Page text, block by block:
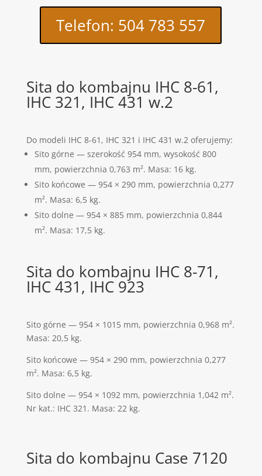
Telefon: 504 783 557
Sita do kombajnu IHC 8-61,
IHC 321, IHC 431 w.2
Do modeli IHC 8-61, IHC 321 i IHC 431 w.2 oferujemy:
Sito górne — szerokość 954 mm, wysokość 800
mm, powierzchnia 0,763 m². Masa: 16 kg.
Sito końcowe — 954 × 290 mm, powierzchnia 0,277
m². Masa: 6,5 kg.
Sito dolne — 954 × 885 mm, powierzchnia 0,844
m². Masa: 17,5 kg.
Sita do kombajnu IHC 8-71,
IHC 431, IHC 923
Sito górne — 954 × 1015 mm, powierzchnia 0,968 m².
Masa: 20,5 kg.
Sito końcowe — 954 × 290 mm, powierzchnia 0,277
m². Masa: 6,5 kg.
Sito dolne — 954 × 1092 mm, powierzchnia 1,042 m².
Nr kat.: IHC 321. Masa: 22 kg.
Sita do kombajnu Case 7120